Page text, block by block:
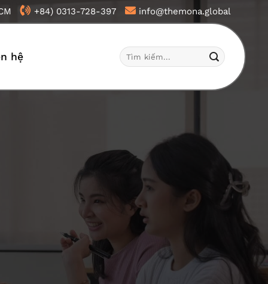
+84) 0313-728-397 info@themona.global
hệ
Tìm
kiếm: